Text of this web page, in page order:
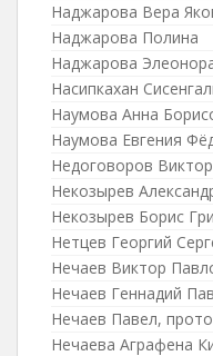
Наджарова Вера
Наджарова Полина
Наджарова
Насипкахан
Наумова Анна
Наумова Евгения
Недоговоров
Некозырев
Некозырев Борис
Нетцев Георгий
Нечаев Виктор
Нечаев Геннадий
Нечаев Павел,
Нечаева Аграфена